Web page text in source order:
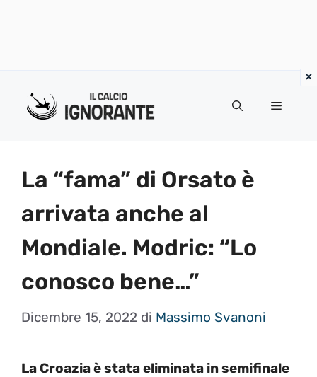
Menu
La “fama” di Orsato è
arrivata anche al
Mondiale. Modric: “Lo
conosco bene…”
Dicembre 15, 2022 di Massimo Svanoni
La Croazia è stata eliminata in semifinale